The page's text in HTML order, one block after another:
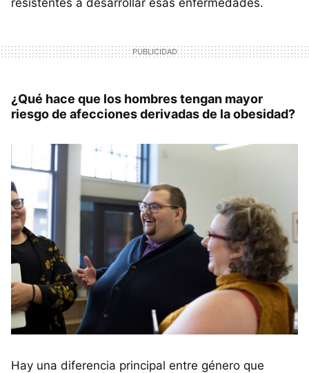
¿Qué hace que los hombres tengan mayor
riesgo de afecciones derivadas de la obesidad?
Hay una diferencia principal entre género que